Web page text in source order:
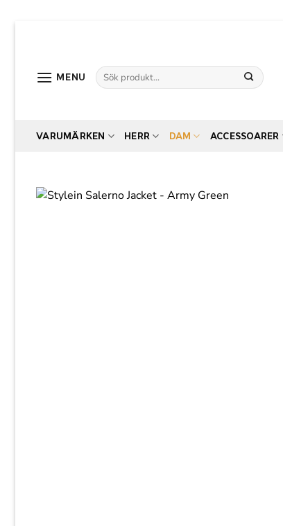
MENU
Sök
efter:
VARUMÄRKEN HERR DAM ACCESSOARER